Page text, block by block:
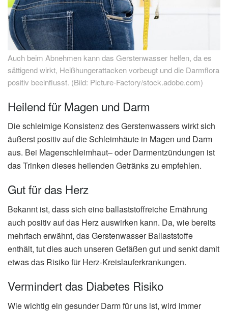
Auch beim Abnehmen kann das Gerstenwasser helfen, da es
sättigend wirkt, Heißhungerattacken vorbeugt und die Darmflora
positiv beeinflusst. (Bild: Picture-Factory/stock.adobe.com)
Heilend für Magen und Darm
Die schleimige Konsistenz des Gerstenwassers wirkt sich
äußerst positiv auf die Schleimhäute in Magen und Darm
aus. Bei Magenschleimhaut– oder Darmentzündungen ist
das Trinken dieses heilenden Getränks zu empfehlen.
Gut für das Herz
Bekannt ist, dass sich eine ballaststoffreiche Ernährung
auch positiv auf das Herz auswirken kann. Da, wie bereits
mehrfach erwähnt, das Gerstenwasser Ballaststoffe
enthält, tut dies auch unseren Gefäßen gut und senkt damit
etwas das Risiko für Herz-Kreislauferkrankungen.
Vermindert das Diabetes Risiko
Wie wichtig ein gesunder Darm für uns ist, wird immer